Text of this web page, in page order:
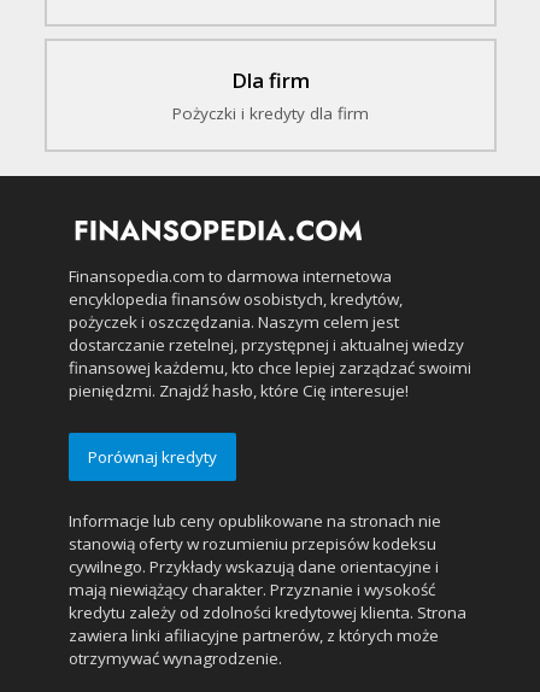
Dla firm
Pożyczki i kredyty dla firm
Finansopedia.com to darmowa internetowa
encyklopedia finansów osobistych, kredytów,
pożyczek i oszczędzania. Naszym celem jest
dostarczanie rzetelnej, przystępnej i aktualnej wiedzy
finansowej każdemu, kto chce lepiej zarządzać swoimi
pieniędzmi. Znajdź hasło, które Cię interesuje!
Porównaj kredyty
Informacje lub ceny opublikowane na stronach nie
stanowią oferty w rozumieniu przepisów kodeksu
cywilnego. Przykłady wskazują dane orientacyjne i
mają niewiążący charakter. Przyznanie i wysokość
kredytu zależy od zdolności kredytowej klienta. Strona
zawiera linki afiliacyjne partnerów, z których może
otrzymywać wynagrodzenie.